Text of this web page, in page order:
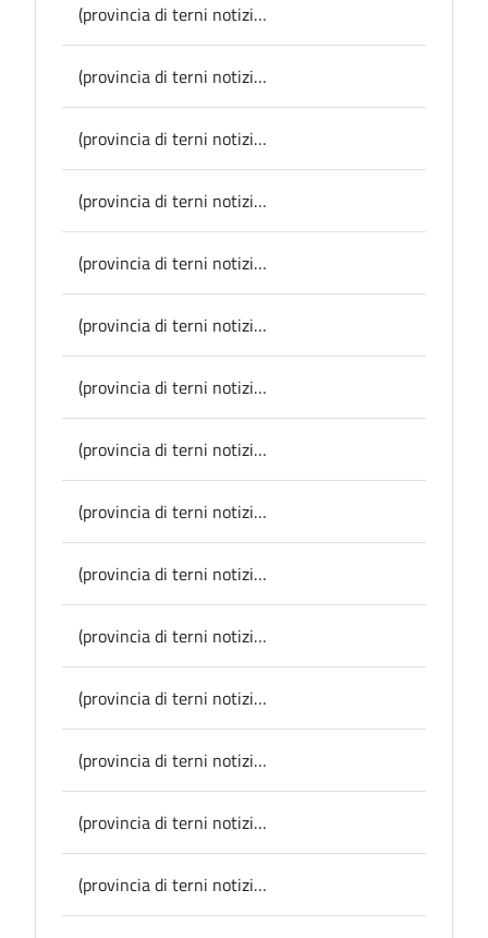
(provincia di terni notizie) Provincia, elezioni: l’ufficio elettorale ha ammesso i tre candidati a Presidente, il voto previsto il 30 marzo
(provincia di terni notizie) Provincia, scuole: pannelli fotovoltaici per il Liceo Donatelli di Terni
(provincia di terni notizie) Narni, a Carla Arconte la cittadinanza onoraria
(provincia di terni notizie) Conferenza stampa in Provincia, DOMANI 12 marzo “Vette in Vista”, 15esima edizione
(provincia di terni notizie) Incidente Ast, Ferranti: “vicinanza alla famiglia e ai lavoratori; l’episodio conferma che l’Accordo di Programma è indispensabile sia per l’ambiente che per la sicurezza”
(provincia di terni notizie) Provincia, elezioni per il Presidente: presentate tre candidature
(provincia di terni notizie) Lugnano in Teverina, domenica 16 marzo la caccia al tesoro con Attila dedicata ai bambini
(provincia di terni notizie) Turismo, presentato in Provincia il progetto “In Itinere” che promuove le bellezze di Acquasparta e Avigliano Umbro
(provincia di terni notizie) Provincia, scuola: pronti due progetti per eliminare le barriere architettoniche al “Metelli” e all’”Angeloni”
(provincia di terni notizie) Lugnano in Teverina il docufilm sull’area archeologica al Firenze Archeofilm
(provincia di terni notizie) Provincia, 200mila euro per rinnovare il parco mezzi dei centri stradali: consegnato un escavatore al circolo di Avigliano Umbro
(provincia di terni notizie) Provincia, una convenzione per erogare ai Comuni i servizi dell’Ufficio Europa
(provincia di terni notizie) Conferenza stampa in Provincia, lunedì 10 marzo Acquasparta e Avigliano Umbro illustrano il progetto turistico “In Itinere”
(provincia di terni notizie) Acquasparta, 8 Marzo: a Palazzo Cesi la storia della prima donna direttrice d’orchestra nel libro di Giovanna Tatò
(provincia di terni notizie) Provincia, domani in sala del Consiglio l’iniziativa della Consigliera di parità su alternanza scuola-lavoro